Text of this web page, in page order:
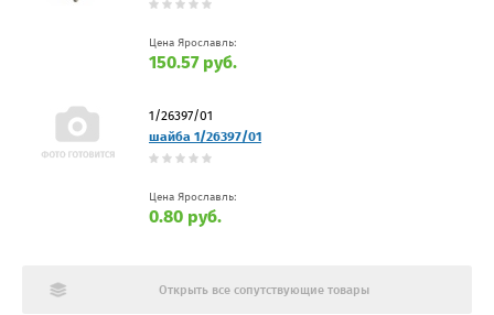
Цена Ярославль:
150.57 руб.
1/26397/01
шайба 1/26397/01
Цена Ярославль:
0.80 руб.
Открыть все сопутствующие товары